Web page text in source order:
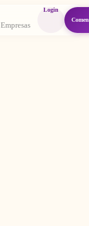
Empresas
Login